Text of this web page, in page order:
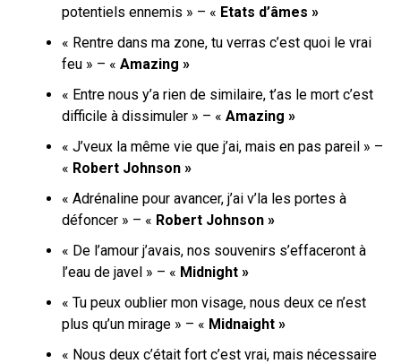
potentiels ennemis » – « Etats d’âmes »
« Rentre dans ma zone, tu verras c’est quoi le vrai
feu » – « Amazing »
« Entre nous y’a rien de similaire, t’as le mort c’est
difficile à dissimuler » – « Amazing »
« J’veux la même vie que j’ai, mais en pas pareil » –
« Robert Johnson »
« Adrénaline pour avancer, j’ai v’la les portes à
défoncer » – « Robert Johnson »
« De l’amour j’avais, nos souvenirs s’effaceront à
l’eau de javel » – « Midnight »
« Tu peux oublier mon visage, nous deux ce n’est
plus qu’un mirage » – « Midnaight »
« Nous deux c’était fort c’est vrai, mais nécessaire